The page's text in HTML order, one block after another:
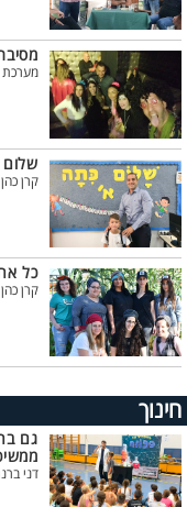
מערכת
קרן כהן
כל
קרן כהן
חינוך
גם
דני